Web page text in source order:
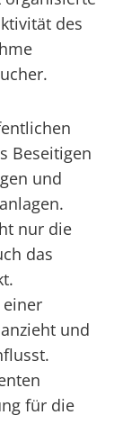
des
Beseitigen
und
nur die
das
und
für die